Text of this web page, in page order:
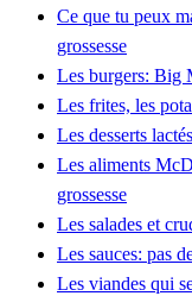
Ce que tu peux
grossesse
Les burgers: Big
Les frites, les
Les desserts
Les aliments
grossesse
Les salades et
Les sauces: pas
Les viandes qui